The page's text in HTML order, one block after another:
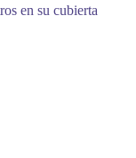
en su cubierta